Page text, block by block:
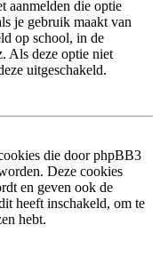
aanmelden die optie
je gebruik maakt van
op school, in de
Als deze optie niet
uitgeschakeld.
die door phpBB3
Deze cookies
en geven ook de
heeft inschakeld, om te
hebt.